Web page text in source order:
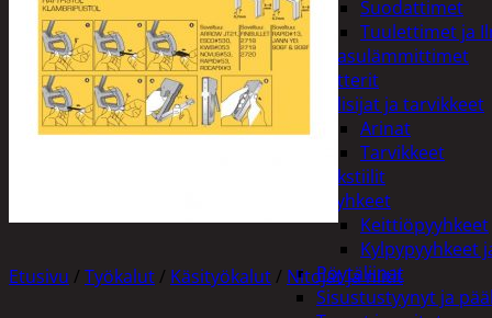
Suodattimet
Tuulettimet ja
Kaasulämmittimet
Patterit
Tulisijat ja tarvikkeet
Arinat
Tarvikkeet
Kodintekstiilit
Pyyhkeet
Keittiöpyyhkeet
Kylpypyyhkeet
Pöytäliinat
Sisustustyynyt ja
Etusivu / Työkalut / Käsityökalut / Nitojat ja niitit